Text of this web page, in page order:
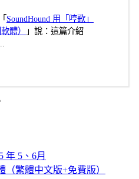
SoundHound 用「哼歌」
體）
」說：這篇介紹
年 5、6月
（繁體中文版+免費版）